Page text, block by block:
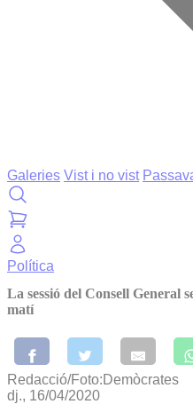
Galeries Vist i no vist
Política
La sessió del Consell General
matí
Redacció/Foto:Demòcrates
dj., 16/04/2020